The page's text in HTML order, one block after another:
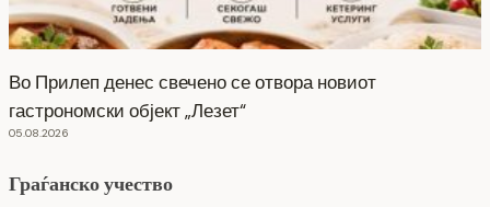
Во Прилеп денес свечено се отвора новиот
гастрономски објект „Лезет“
05.08.2026
Граѓанско учество